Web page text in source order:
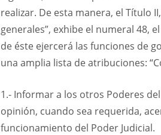
realizar. De esta manera, el Título
generales”, exhibe el numeral 48,
de éste ejercerá las funciones de
una amplia lista de atribuciones:
1.- Informar a los otros Poderes
opinión, cuando sea requerida,
funcionamiento del Poder Judicial.